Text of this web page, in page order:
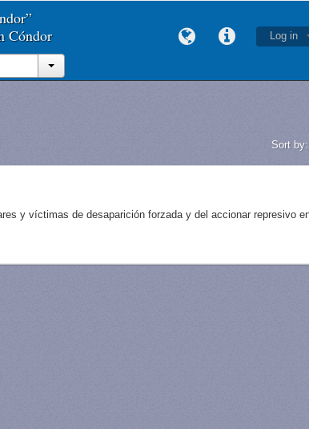
Cóndor
Log in
Sort by:
y víctimas de desaparición forzada y del accionar represivo